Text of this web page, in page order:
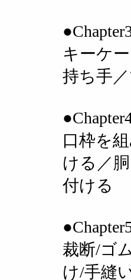
キーケ
持ち手 ／
口枠を
ける ／
付ける
裁断/ゴ
け/手縫